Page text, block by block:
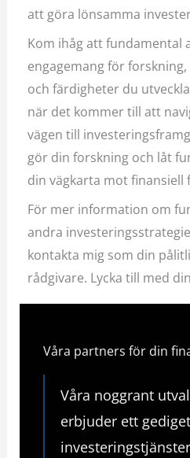
att göra lönsamma
Kom ihåg att fundamental
engagemang för
och färdigheter du
när det kommer till att
vägen till
gör din forskning och låt
din vägkarta mot finansiell
För mer information om
andra
kontakta mig som din
rådgivare. Lycka till med
Våra partners för din
Våra noggrant
erbjuder ett